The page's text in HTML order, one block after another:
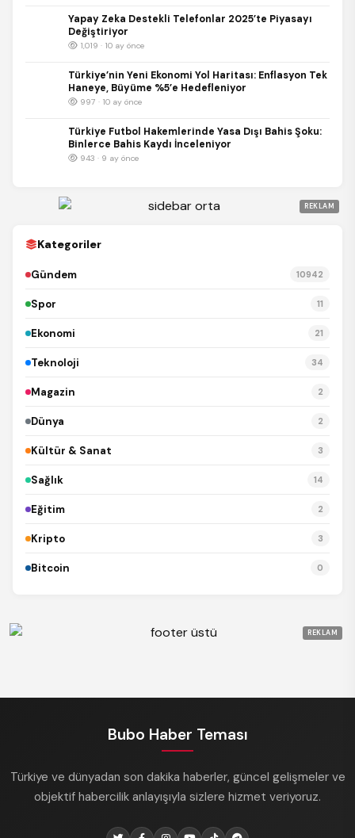
Yapay Zeka Destekli Telefonlar 2025’te Piyasayı
Değiştiriyor
1,019 · 10 ay önce
Türkiye’nin Yeni Ekonomi Yol Haritası: Enflasyon Tek
Haneye, Büyüme %5’e Hedefleniyor
997 · 10 ay önce
Türkiye Futbol Hakemlerinde Yasa Dışı Bahis Şoku:
Binlerce Bahis Kaydı İnceleniyor
943 · 9 ay önce
REKLAM
Kategoriler
Gündem 10942
Spor 11
Ekonomi 21
Teknoloji 34
Magazin 2
Dünya 2
Kültür & Sanat 3
Sağlık 14
Eğitim 2
Kripto 3
Bitcoin 0
REKLAM
Bubo Haber Teması
Türkiye ve dünyadan son dakika haberler, güncel gelişmeler ve
objektif habercilik anlayışıyla sizlere hizmet veriyoruz.